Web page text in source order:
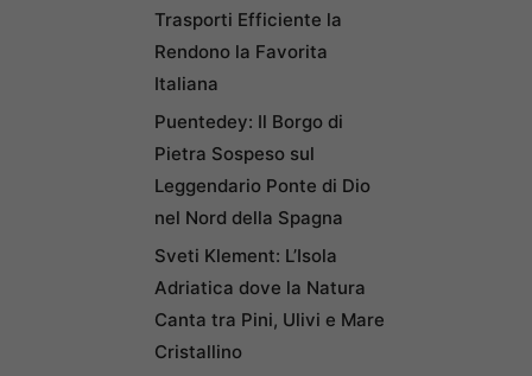
Trasporti Efficiente la
Rendono la Favorita
Italiana
Puentedey: Il Borgo di
Pietra Sospeso sul
Leggendario Ponte di Dio
nel Nord della Spagna
Sveti Klement: L’Isola
Adriatica dove la Natura
Canta tra Pini, Ulivi e Mare
Cristallino